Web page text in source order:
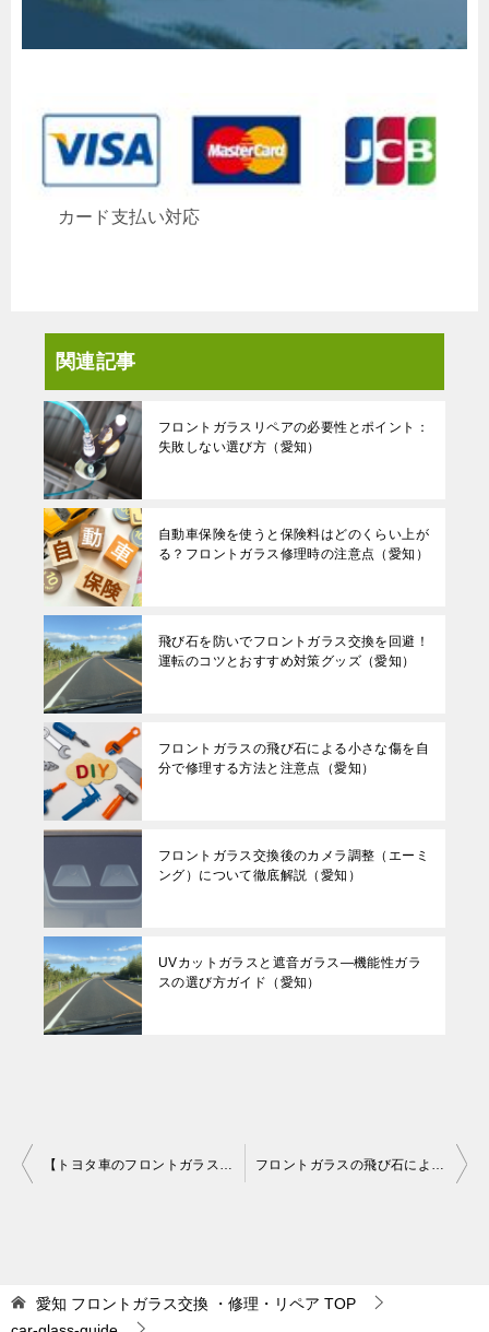
カード支払い対応
関連記事
フロントガラスリペアの必要性とポイント：
失敗しない選び方（愛知）
自動車保険を使うと保険料はどのくらい上が
る？フロントガラス修理時の注意点（愛知）
飛び石を防いでフロントガラス交換を回避！
運転のコツとおすすめ対策グッズ（愛知）
フロントガラスの飛び石による小さな傷を自
分で修理する方法と注意点（愛知）
フロントガラス交換後のカメラ調整（エーミ
ング）について徹底解説（愛知）
UVカットガラスと遮音ガラス—機能性ガラ
スの選び方ガイド（愛知）
投
ゲ
【トヨタ車のフロントガラス交換完全ガイド】費用・手順・選び方を徹底解説！（愛知） フロントガラスの飛び石による小さな傷を自分で修理する方法と注意点（愛知）
愛知 フロントガラス交換 ・修理・リペア TOP